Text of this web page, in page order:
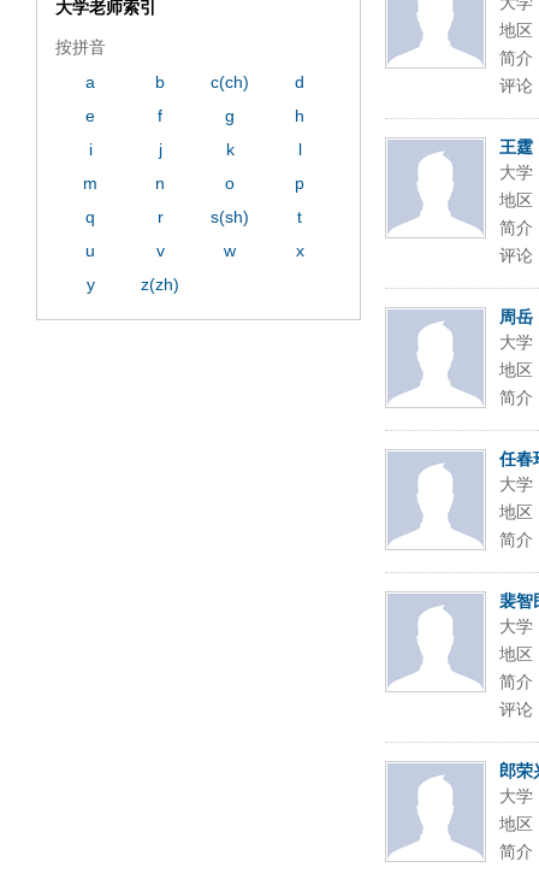
地区
简介
评论
王霆
大学
地区
简介
评论
周岳
大学
地区
简介
任春
大学
地区
简介
裴智
大学
地区
简介
评论
郎荣
大学
地区
简介
大学老师索引
按拼音
a
b c(ch)
d
e
f g
h
i
j k
l
m
n o
p
q
r s(sh)
t
u
v w
x
y
z(zh)